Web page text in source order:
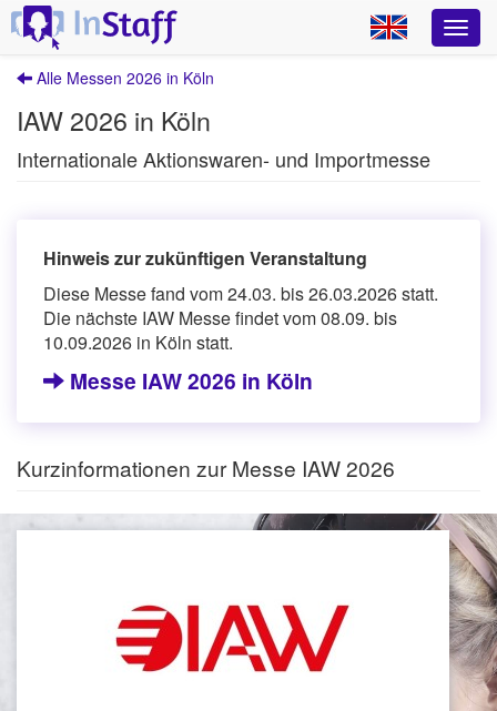
Alle Messen 2026 in Köln
IAW 2026 in Köln
Internationale Aktionswaren- und Importmesse
Hinweis zur zukünftigen Veranstaltung
Diese Messe fand vom 24.03. bis 26.03.2026 statt.
Die nächste IAW Messe findet vom 08.09. bis
10.09.2026 in Köln statt.
Messe IAW 2026 in Köln
Kurzinformationen zur Messe IAW 2026